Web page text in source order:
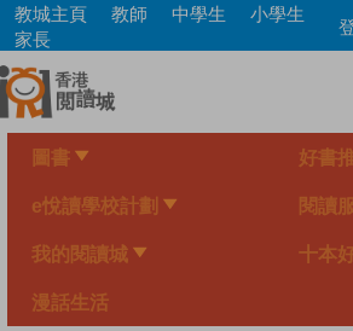
Skip
main
content
教城主頁 教師 中學生
小學生
家長
圖書 好書
e悅讀學校計劃 閱讀
我的閱讀城 十本
漫話生活